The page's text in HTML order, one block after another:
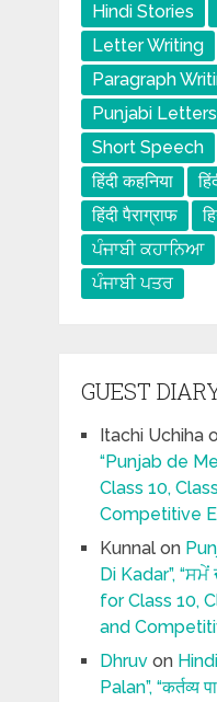
Hindi Stories
Letter Writing
Paragraph
Punjabi Letters
Short Speech
हिंदी कहनिया
हिंदी पैराग्राफ
ਪੰਜਾਬੀ ਕਹਾਨਿਆ
ਪੰਜਾਬੀ ਪਤਰ
GUEST
Itachi Uchiha
“Punjab de
Class 10,
Competitive
Kunnalon
Di Kadar”,
for Class 10,
and
Dhruvon
Palan”, “कर्तव्य